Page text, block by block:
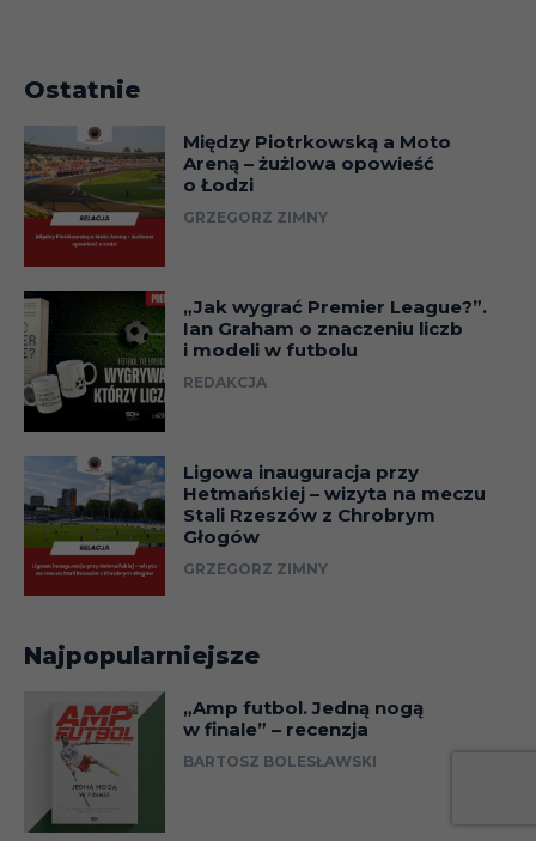
Ostatnie
Między Piotrkowską a Moto
Areną – żużlowa opowieść
o Łodzi
GRZEGORZ ZIMNY
„Jak wygrać Premier League?”.
Ian Graham o znaczeniu liczb
i modeli w futbolu
REDAKCJA
Ligowa inauguracja przy
Hetmańskiej – wizyta na meczu
Stali Rzeszów z Chrobrym
Głogów
GRZEGORZ ZIMNY
Najpopularniejsze
„Amp futbol. Jedną nogą
w finale” – recenzja
BARTOSZ BOLESŁAWSKI